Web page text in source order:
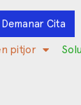
Demanar Cita
pitjor